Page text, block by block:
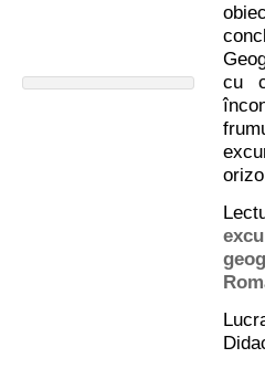
cu